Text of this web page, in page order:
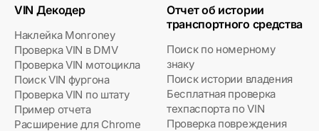
VIN Декодер
Наклейка Monroney
Проверка VIN в DMV
Проверка VIN мотоцикла
Поиск VIN фургона
Проверка VIN по штату
Пример отчета
Расширение для Chrome
Отчет об истории
транспортного средства
Поиск по номерному
знаку
Поиск истории владения
Бесплатная проверка
техпаспорта по VIN
Проверка повреждения